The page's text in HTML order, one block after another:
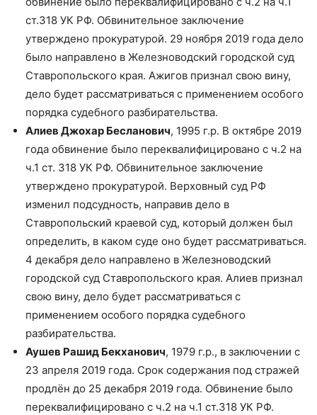
ст.318 УК РФ. Обвинительное заключение
утверждено прокуратурой. 29 ноября 2019 года дело
было направлено в Железноводский городской суд
Ставропольского края. Ажигов признал свою вину,
дело будет рассматриваться с применением особого
порядка судебного разбирательства.
Алиев Джохар Бесланович, 1995 г.р. В октябре 2019
года обвинение было переквалифицировано с ч.2 на
ч.1 ст. 318 УК РФ. Обвинительное заключение
утверждено прокуратурой. Верховный суд РФ
изменил подсудность, направив дело в
Ставропольский краевой суд, который должен был
определить, в каком суде оно будет рассматриваться.
4 декабря дело направлено в Железноводский
городской суд Ставропольского края. Алиев признал
свою вину, дело будет рассматриваться с
применением особого порядка судебного
разбирательства.
Аушев Рашид Бекханович, 1979 г.р., в заключении с
23 апреля 2019 года. Срок содержания под стражей
продлён до 25 декабря 2019 года. Обвинение было
переквалифицировано с ч.2 на ч.1 ст.318 УК РФ.